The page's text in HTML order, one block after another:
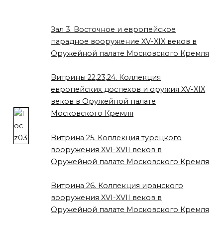
Зал 3. Восточное и европейское
парадное вооружение XV-XIX веков в
Оружейной палате Московского Кремля
Витрины 22,23,24. Коллекция
европейских доспехов и оружия XV-XIX
веков в Оружейной палате
Московского Кремля
Витрина 25. Коллекция турецкого
вооружения XVI-XVII веков в
Оружейной палате Московского Кремля
Витрина 26. Коллекция иранского
вооружения XVI-XVII веков в
Оружейной палате Московского Кремля